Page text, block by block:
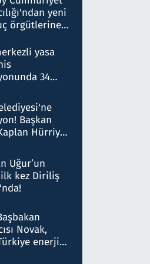
yeni
örgütlerine
gözaltı kararı
yasa
34
para
edildi
Başkan
Hürriyet
Uğur’un
kez Diriliş
Novak,
enerji